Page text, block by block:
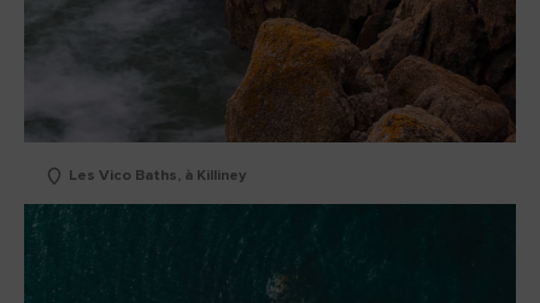
Les Vico Baths, à Killiney